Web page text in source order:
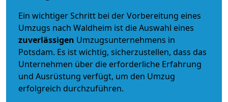
Ein wichtiger Schritt bei der Vorbereitung eines
Umzugs nach Waldheim ist die Auswahl eines
zuverlässigen Umzugsunternehmens in
Potsdam. Es ist wichtig, sicherzustellen, dass das
Unternehmen über die erforderliche Erfahrung
und Ausrüstung verfügt, um den Umzug
erfolgreich durchzuführen.